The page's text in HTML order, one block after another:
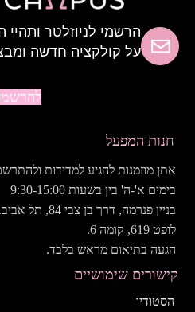
הרשמי לניוזלטר
על קולקציה חדשה
חנות המפעל
אתן מוזמנות להגיע למדידות
בימים א'-ה' בין בשעות 9:30-15:00
בניין פנרמה, דרך בן צבי 84, תל אביב.
לופט 619, קומה 6.
הגעה בתיאום מראש בלבד.
קישורים שימושיים
הסטודיו